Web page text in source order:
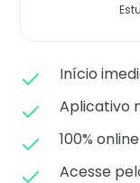
Início
Aplicativo
100%
Acesse